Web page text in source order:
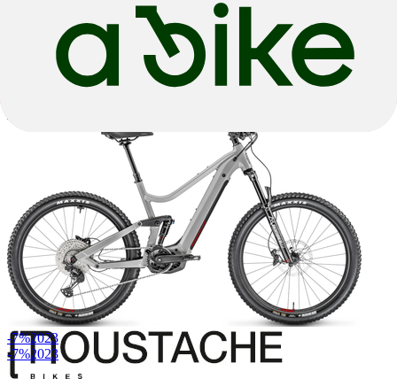
Derailleur
-7%2023
-7%2023